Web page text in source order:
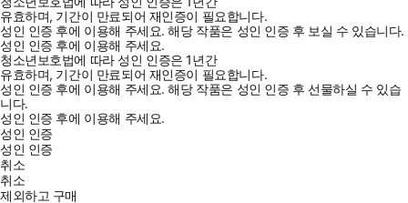
유효하며, 기간이 만료되어 재인증이 필요합니다.
성인 인증 후에 이용해 주세요.해당 작품은 성인 인증 후 보실 수 있습니다.
성인 인증 후에 이용해 주세요.
청소년보호법에 따라 성인 인증은 1년간
유효하며, 기간이 만료되어 재인증이 필요합니다.
성인 인증 후에 이용해 주세요.해당 작품은 성인 인증 후 선물하실 수 있습
니다.
성인 인증 후에 이용해 주세요.
성인 인증
성인 인증
취소
취소
제외하고 구매